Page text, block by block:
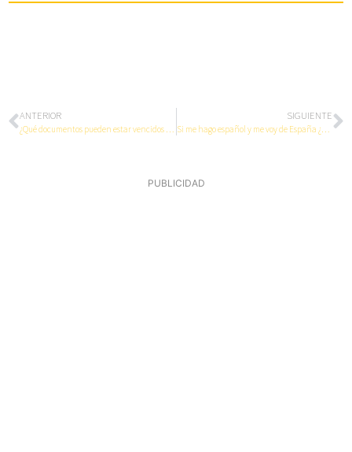
ANTERIOR
¿Qué documentos pueden estar vencidos al tramitar mi nacionalidad si soy Venezolano?
SIGUIENTE
Si me hago español y me voy de España ¿pierdo la nacionalidad?
PUBLICIDAD